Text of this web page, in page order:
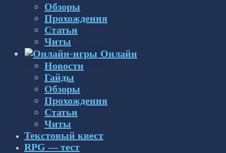
Обзоры
Прохождения
Статьи
Читы
Онлайн
Новости
Гайды
Обзоры
Прохождения
Статьи
Читы
Текстовый квест
RPG — тест